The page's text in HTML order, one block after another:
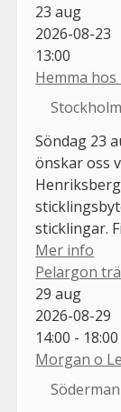
23 aug
2026-08-23
13:00
Hemma
Söndag 23
önskar oss
sticklingar.
Mer info
Pelargon
29 aug
2026-08-29
14:00 - 18:00
Morgan o